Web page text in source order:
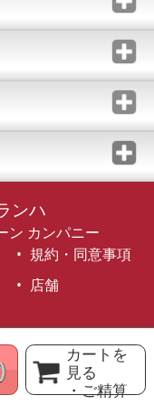
カートを
見る
・ご精算
ンハ
ン カンパニー
規約・同意事項
店舗
Reserved.